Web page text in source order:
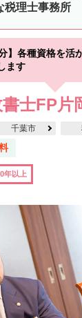
税理士事務所
】各種資格を活
ます
士FP片
千葉市
年以上